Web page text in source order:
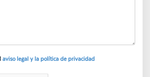
aviso legal y la política de privacidad